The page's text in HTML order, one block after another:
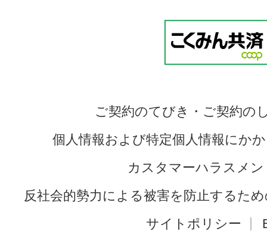
ご契約のてびき・ご契約の
個人情報および特定個人情報にか
カスタマーハラスメ
反社会的勢力による被害を防止するた
サイトポリシー